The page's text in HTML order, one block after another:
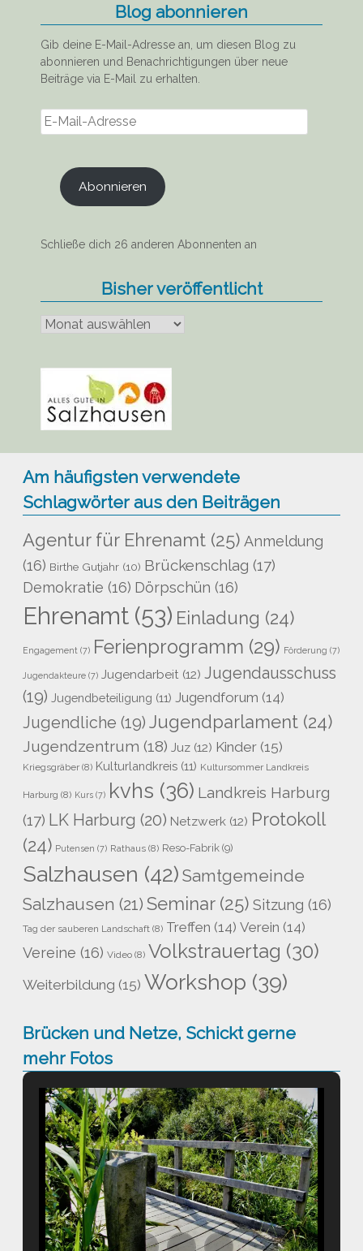
Blog abonnieren
Gib deine E-Mail-Adresse an, um diesen Blog zu
abonnieren und Benachrichtigungen über neue
Beiträge via E-Mail zu erhalten.
E-
Mail-
Abonnieren
Schließe dich 26 anderen Abonnenten an
Bisher veröffentlicht
veröffentlicht
Am häufigsten verwendete
Schlagwörter aus den Beiträgen
Agentur für Ehrenamt (25) Anmeldung
(16) Birthe Gutjahr (10) Brückenschlag (17)
Demokratie (16) Dörpschün (16)
Ehrenamt (53) Einladung (24)
Engagement (7) Ferienprogramm (29) Förderung (7)
Jugendakteure (7) Jugendarbeit (12) Jugendausschuss
(19) Jugendbeteiligung (11) Jugendforum (14)
Jugendliche (19) Jugendparlament (24)
Jugendzentrum (18) Juz (12) Kinder (15)
Kriegsgräber (8) Kulturlandkreis (11) Kultursommer Landkreis
Harburg (8) Kurs (7) kvhs (36) Landkreis Harburg
(17) LK Harburg (20) Netzwerk (12) Protokoll
(24) Putensen (7) Rathaus (8) Reso-Fabrik (9)
Salzhausen (42) Samtgemeinde
Salzhausen (21) Seminar(25) Sitzung (16)
Tag der sauberen Landschaft (8) Treffen (14) Verein (14)
Vereine (16) Video (8) Volkstrauertag (30)
Weiterbildung (15) Workshop (39)
Brücken und Netze, Schickt gerne
mehr Fotos